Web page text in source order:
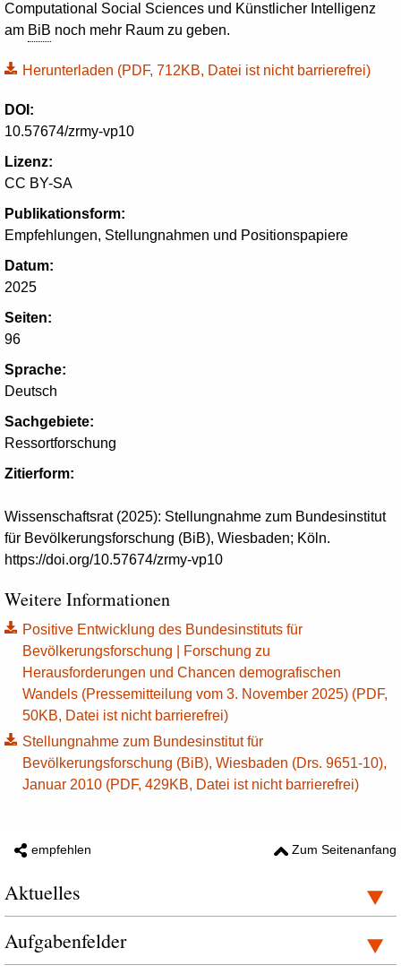
Computational Social Sciences und Künstlicher Intelligenz
am BiB noch mehr Raum zu geben.
Herunterladen (PDF, 712KB, Datei ist nicht barrierefrei)
DOI:
10.57674/zrmy-vp10
Lizenz:
CC BY-SA
Publikationsform:
Empfehlungen, Stellungnahmen und Positionspapiere
Datum:
2025
Seiten:
96
Sprache:
Deutsch
Sachgebiete:
Ressortforschung
Zitierform:
Wissenschaftsrat (2025): Stellungnahme zum Bundesinstitut
für Bevölkerungsforschung (BiB), Wiesbaden; Köln.
https://doi.org/10.57674/zrmy-vp10
Weitere Informationen
Positive Entwicklung des Bundesinstituts für
Bevölkerungsforschung | Forschung zu
Herausforderungen und Chancen demografischen
Wandels (Pressemitteilung vom 3. November 2025) (PDF,
50KB, Datei ist nicht barrierefrei)
Stellungnahme zum Bundesinstitut für
Bevölkerungsforschung (BiB), Wiesbaden (Drs. 9651-10),
Januar 2010 (PDF, 429KB, Datei ist nicht barrierefrei)
empfehlen Zum Seitenanfang
Aktuelles
Aufgabenfelder